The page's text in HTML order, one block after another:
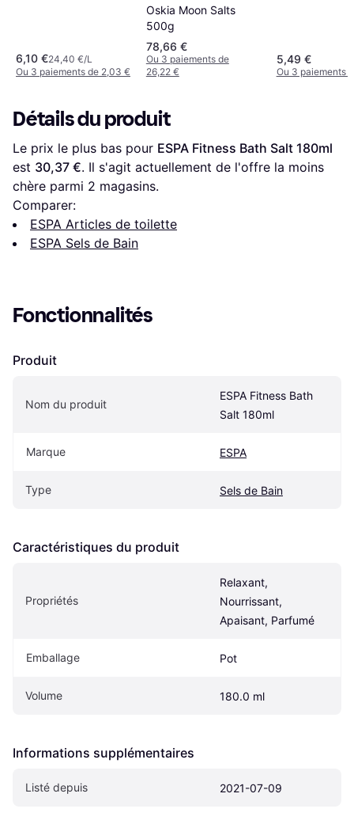
6,10 €24,40 €/L
Ou 3 paiements de 2,03 €
Oskia Moon Salts
500g
78,66 €
Ou 3 paiements de
26,22 €
5,49 €
Ou 3 paiements
Détails du produit
Le prix le plus bas pour ESPA Fitness Bath Salt 180ml
est 30,37 €. Il s'agit actuellement de l'offre la moins
chère parmi 2 magasins.
Comparer:
ESPA Articles de toilette
ESPA Sels de Bain
Fonctionnalités
Produit
Nom du produit
ESPA Fitness Bath
Salt 180ml
Marque ESPA
Type Sels de Bain
Caractéristiques du produit
Propriétés
Relaxant,
Nourrissant,
Apaisant, Parfumé
Emballage Pot
Volume 180.0 ml
Informations supplémentaires
Listé depuis 2021-07-09